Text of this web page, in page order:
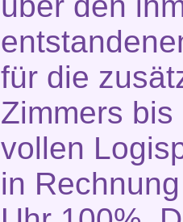
für die
Zimmers
vollen
in